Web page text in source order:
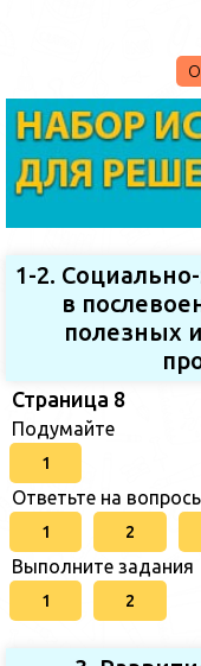
1-2.
в
полезных
Страница 8
Подумайте
1
Ответьте на
1 2
Выполните задания
1 2